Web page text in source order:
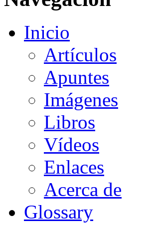
Inicio
Artículos
Apuntes
Imágenes
Libros
Vídeos
Enlaces
Acerca de
Glossary